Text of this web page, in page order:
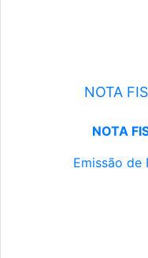
NOTA
NOTA
Emissão de